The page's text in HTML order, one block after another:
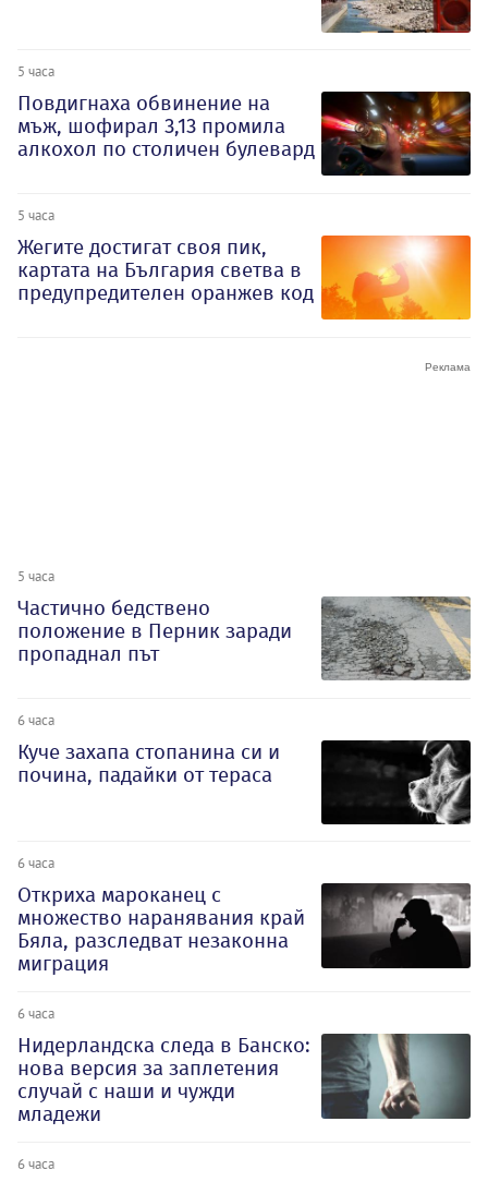
5 часа
Повдигнаха обвинение на
мъж, шофирал 3,13 промила
алкохол по столичен булевард
5 часа
Жегите достигат своя пик,
картата на България светва в
предупредителен оранжев код
5 часа
Частично бедствено
положение в Перник заради
пропаднал път
6 часа
Куче захапа стопанина си и
почина, падайки от тераса
6 часа
Откриха мароканец с
множество наранявания край
Бяла, разследват незаконна
миграция
6 часа
Нидерландска следа в Банско:
нова версия за заплетения
случай с наши и чужди
младежи
6 часа